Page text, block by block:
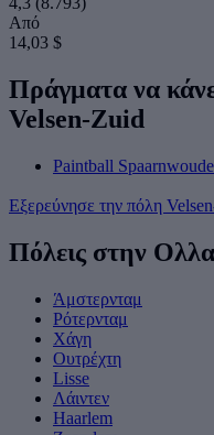
Από
14,03 $
Πράγματα να
Velsen-Zuid
Paintball Spaarnwoude
Εξερεύνησε την πόλη
Πόλεις στην
Άμστερνταμ
Ρότερνταμ
Χάγη
Ουτρέχτη
Lisse
Λάιντεν
Haarlem